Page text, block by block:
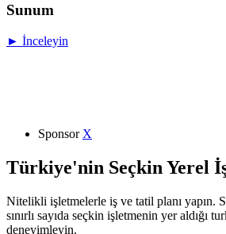
Sunum
► İnceleyin
Sponsor X
Türkiye'nin Seçkin Yerel
Nitelikli işletmelerle iş ve tatil planı yapın.
sınırlı sayıda seçkin işletmenin yer aldığı
deneyimleyin.